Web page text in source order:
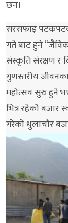
छन।
सरसफाइ पटकपटक
गते बाट हुने
संस्कृति संरक्षण र
गुणस्तरीय जीवनका
महोत्सव सुरु हुने
भित्र रहेकोे बजार
गरेको धुलाचौर